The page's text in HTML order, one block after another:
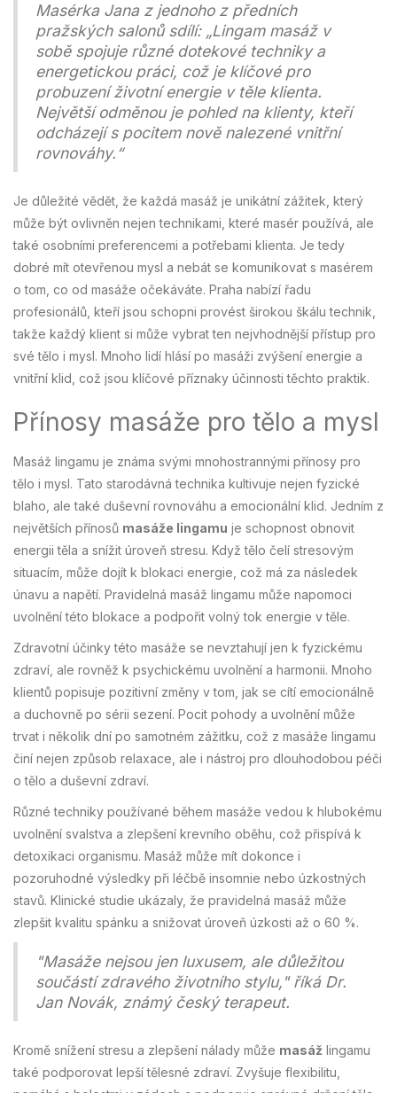
Masérka Jana z jednoho z předních
pražských salonů sdílí: „Lingam masáž v
sobě spojuje různé dotekové techniky a
energetickou práci, což je klíčové pro
probuzení životní energie v těle klienta.
Největší odměnou je pohled na klienty, kteří
odcházejí s pocitem nově nalezené vnitřní
rovnováhy.“
Je důležité vědět, že každá masáž je unikátní zážitek, který
může být ovlivněn nejen technikami, které masér používá, ale
také osobními preferencemi a potřebami klienta. Je tedy
dobré mít otevřenou mysl a nebát se komunikovat s masérem
o tom, co od masáže očekáváte. Praha nabízí řadu
profesionálů, kteří jsou schopni provést širokou škálu technik,
takže každý klient si může vybrat ten nejvhodnější přístup pro
své tělo i mysl. Mnoho lidí hlásí po masáži zvýšení energie a
vnitřní klid, což jsou klíčové příznaky účinnosti těchto praktik.
Přínosy masáže pro tělo a mysl
Masáž lingamu je známa svými mnohostrannými přínosy pro
tělo i mysl. Tato starodávná technika kultivuje nejen fyzické
blaho, ale také duševní rovnováhu a emocionální klid. Jedním z
největších přínosů masáže lingamu je schopnost obnovit
energii těla a snížit úroveň stresu. Když tělo čelí stresovým
situacím, může dojít k blokaci energie, což má za následek
únavu a napětí. Pravidelná masáž lingamu může napomoci
uvolnění této blokace a podpořit volný tok energie v těle.
Zdravotní účinky této masáže se nevztahují jen k fyzickému
zdraví, ale rovněž k psychickému uvolnění a harmonii. Mnoho
klientů popisuje pozitivní změny v tom, jak se cítí emocionálně
a duchovně po sérii sezení. Pocit pohody a uvolnění může
trvat i několik dní po samotném zážitku, což z masáže lingamu
činí nejen způsob relaxace, ale i nástroj pro dlouhodobou péči
o tělo a duševní zdraví.
Různé techniky používané během masáže vedou k hlubokému
uvolnění svalstva a zlepšení krevního oběhu, což přispívá k
detoxikaci organismu. Masáž může mít dokonce i
pozoruhodné výsledky při léčbě insomnie nebo úzkostných
stavů. Klinické studie ukázaly, že pravidelná masáž může
zlepšit kvalitu spánku a snižovat úroveň úzkosti až o 60 %.
"Masáže nejsou jen luxusem, ale důležitou
součástí zdravého životního stylu," říká Dr.
Jan Novák, známý český terapeut.
Kromě snížení stresu a zlepšení nálady může masáž lingamu
také podporovat lepší tělesné zdraví. Zvyšuje flexibilitu,